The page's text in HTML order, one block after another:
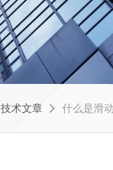
技术文章 什么是滑